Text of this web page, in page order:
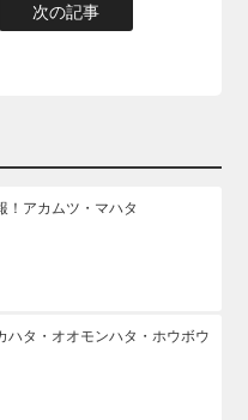
次の記事
！アカムツ・マハタ
ハタ・オオモンハタ・ホウボウ